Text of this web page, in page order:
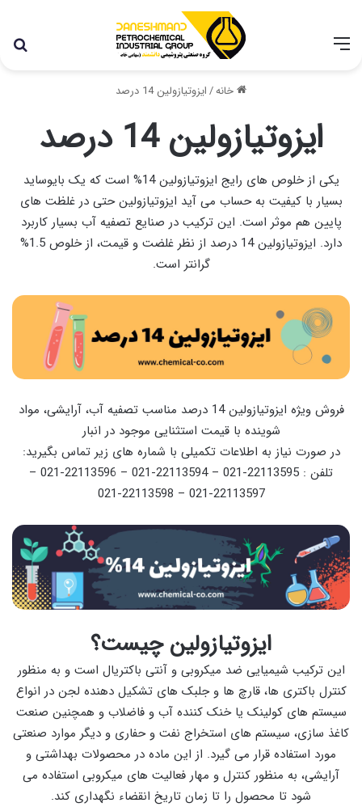
خانه/ایزوتیازولین 14 درصد
ایزوتیازولین 14 درصد
یکی از خلوص های رایج ایزوتیازولین 14% است که یک بایوساید
بسیار با کیفیت به حساب می آید ایزوتیازولین حتی در غلظت های
پایین هم موثر است. این ترکیب در صنایع تصفیه آب بسیار کاربرد
دارد. ایزوتیازولین 14 درصد از نظر غلضت و قیمت، از خلوص 1.5%
گرانتر است.
فروش ویژه ایزوتیازولین 14 درصد مناسب تصفیه آب، آرایشی، مواد
شوینده با قیمت استثنایی موجود در انبار
در صورت نیاز به اطلاعات تکمیلی با شماره های زیر تماس بگیرید:
تلفن : 22113595-021 – 22113594-021 – 22113596-021 –
22113597-021 – 22113598-021
ایزوتیازولین چیست؟
این ترکیب شیمیایی ضد میکروبی و آنتی باکتریال است و به منظور
کنترل باکتری ها، قارچ ها و جلبک های تشکیل دهنده لجن در انواع
سیستم های کولینک یا خنک کننده آب و فاضلاب و همچنین صنعت
کاغذ سازی، سیستم های استخراج نفت و حفاری و دیگر موارد صنعتی
مورد استفاده قرار می گیرد. از این ماده در محصولات بهداشتی و
آرایشی، به منظور کنترل و مهار فعالیت های میکروبی استفاده می
شود تا محصول را تا زمان تاریخ انقضاء نگهداری کند.
با توجه به شرایط اخیر در کشور، مجموعه پتروشیمی دانشمند
همچنان با تمام توان در حال فعالیت می باشد.